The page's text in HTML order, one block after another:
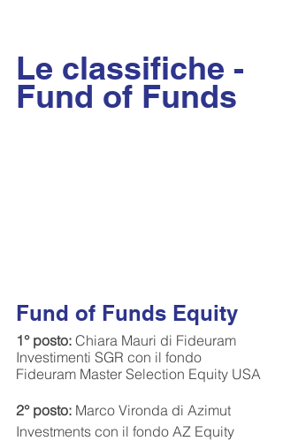
Le classifiche -
Fund of Funds
Fund of Funds Equity
1° posto: Chiara Mauri di Fideuram
Investimenti SGR con il fondo
Fideuram Master Selection Equity USA
2° posto: Marco Vironda di Azimut
Investments con il fondo AZ Equity